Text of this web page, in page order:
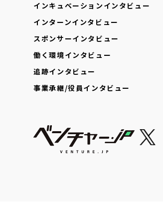
インキュベーションインタビュー
インターンインタビュー
スポンサーインタビュー
働く環境インタビュー
追跡インタビュー
事業承継/役員インタビュー